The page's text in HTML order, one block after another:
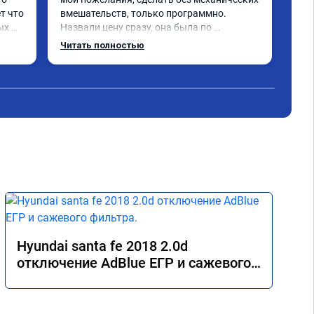
что
вмешательств, только программно.
Назвали цену сразу, она была по
окончании работ без изменений.
Читать полностью
Hyundai santa fe 2018 2.0d
отключение AdBlue ЕГР и сажевого